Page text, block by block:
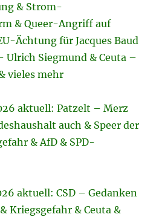
& Strom-
& Queer-Angriff auf
Ächtung für Jacques Baud
Siegmund & Ceuta –
vieles mehr
aktuell: Patzelt – Merz
auch & Speer der
& AfD & SPD-
aktuell: CSD – Gedanken
Kriegsgefahr & Ceuta &